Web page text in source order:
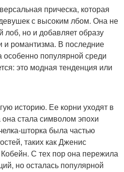
прическа, которая
с высоким лбом. Она не
лоб, но и добавляет образу
и романтизма. В последние
особенно популярной среди
это модная тенденция или
историю. Ее корни уходят в
стала символом эпохи
шторка была частью
таких как Дженис
С тех пор она пережила
но осталась популярной